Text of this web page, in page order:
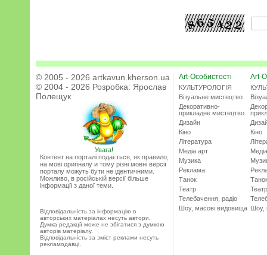
© 2005 - 2026 artkavun.kherson.ua
© 2004 - 2026 Розробка: Ярослав
Полещук
Увага!
Контент на порталі подається, як правило,
на мові оригіналу и тому різні мовні версії
порталу можуть бути не ідентичними.
Можливо, в російській версії більше
інформації з даної теми.
Відповідальність за інформацію в
авторських матеріалах несуть автори.
Думка редакції може не збігатися з думкою
авторів матеріалу.
Відповідальність за зміст реклами несуть
рекламодавці.
Art-Особистості
КУЛЬТУРОЛОГІЯ
Візуальне мистецтво
Декоративно-
прикладне мистецтво
Дизайн
Кіно
Література
Медіа арт
Музика
Реклама
Танок
Театр
Телебачення, радіо
Шоу, масові видовища
Art-
Кіно
Театр
Шоу,